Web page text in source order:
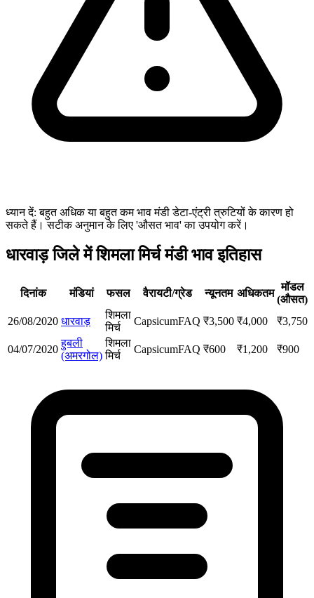
ध्यान दें: बहुत अधिक या बहुत कम भाव मंडी डेटा-एंट्री त्रुटियों के कारण हो
सकते हैं। सटीक अनुमान के लिए 'औसत भाव' का उपयोग करें।
धारवाड़ जिले में शिमला मिर्च मंडी भाव इतिहास
दिनांक मंडियां फसल वैरायटी/ग्रेड न्यूनतम अधिकतम
मॉडल
(औसत)
26/08/2020 धारवाड़
शिमला
मिर्च
CapsicumFAQ ₹3,500 ₹4,000 ₹3,750
04/07/2020
हुबली
(अमरगोल)
शिमला
मिर्च
CapsicumFAQ ₹600 ₹1,200 ₹900